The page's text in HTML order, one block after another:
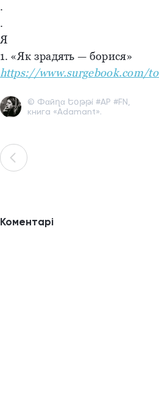
.
.
Я
1. «Як зрадять — борися»
https://www.surgebook.com/
© Фαйղα Եօթթí #AР #FN,
книга «Adamant».
Коментарі